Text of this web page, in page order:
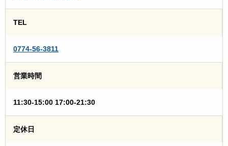
TEL
0774-56-3811
営業時間
11:30-15:00 17:00-21:30
定休日